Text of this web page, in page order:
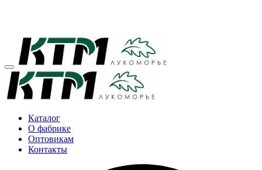
Каталог
О фабрике
Оптовикам
Контакты